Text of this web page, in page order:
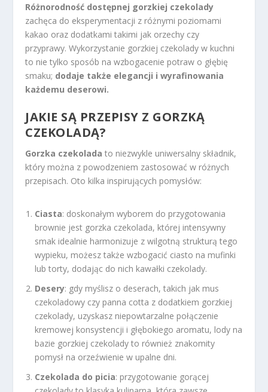
Różnorodność dostępnej gorzkiej czekolady
zachęca do eksperymentacji z różnymi poziomami
kakao oraz dodatkami takimi jak orzechy czy
przyprawy. Wykorzystanie gorzkiej czekolady w kuchni
to nie tylko sposób na wzbogacenie potraw o głębię
smaku; dodaje także elegancji i wyrafinowania
każdemu deserowi.
JAKIE SĄ PRZEPISY Z GORZKĄ
CZEKOLADĄ?
Gorzka czekolada to niezwykle uniwersalny składnik,
który można z powodzeniem zastosować w różnych
przepisach. Oto kilka inspirujących pomysłów:
Ciasta: doskonałym wyborem do przygotowania
brownie jest gorzka czekolada, której intensywny
smak idealnie harmonizuje z wilgotną strukturą tego
wypieku, możesz także wzbogacić ciasto na mufinki
lub torty, dodając do nich kawałki czekolady.
Desery: gdy myślisz o deserach, takich jak mus
czekoladowy czy panna cotta z dodatkiem gorzkiej
czekolady, uzyskasz niepowtarzalne połączenie
kremowej konsystencji i głębokiego aromatu, lody na
bazie gorzkiej czekolady to również znakomity
pomysł na orzeźwienie w upalne dni.
Czekolada do picia: przygotowanie gorącej